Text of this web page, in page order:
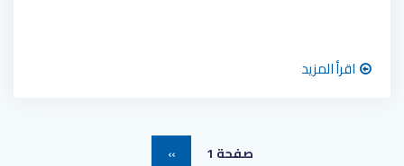
اقرأ المزيد
صفحة 1
الصفحة
››